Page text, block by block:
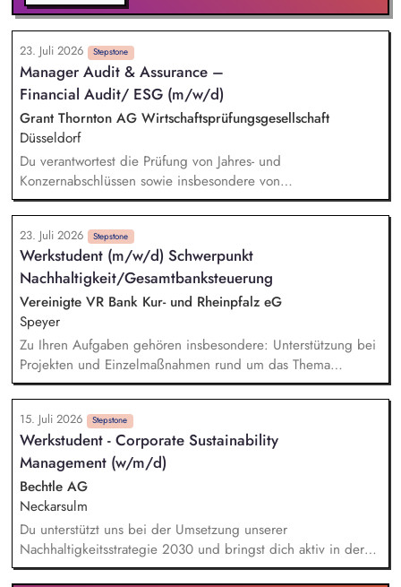
23. Juli 2026 Stepstone
Manager Audit & Assurance –
Financial Audit/ ESG (m/w/d)
Grant Thornton AG Wirtschaftsprüfungsgesellschaft
Düsseldorf
Du verantwortest die Prüfung von Jahres- und
Konzernabschlüssen sowie insbesondere von
Nachhaltigkeitsberichten. Du berätst und betreust unsere
vielfältige, international ausgerichtete Mandantschaft bei der
Implementierung von Prozessen und der Erstellung von
Nachhaltigkeitsberichten. Du verantwortest prüfungsnahe
Beratungsprojekte mit dem Schwerpunkt Nachhaltigkeit. Du
bringst Dein Fachwissen in nationalen und internationalen
(GT-)Gremien ein.
23. Juli 2026 Stepstone
Werkstudent (m/w/d) Schwerpunkt
Nachhaltigkeit/Gesamtbanksteuerung
Vereinigte VR Bank Kur- und Rheinpfalz eG
Speyer
Zu Ihren Aufgaben gehören insbesondere: Unterstützung bei
Projekten und Einzelmaßnahmen rund um das Thema
Nachhaltigkeit, Mitarbeit bei der Umsetzung regulatorischer
Nachhaltigkeitsanforderungen, Unterstützung bei der
Erstellung des Nachhaltigkeitsberichts sowie der Klimabilanz,
Recherche, Aufbereitung und Analyse aktueller
Nachhaltigkeitsthemen, Mitarbeit bei Aufgaben im ESG-
Risikomanagement, insbesondere bei fachlichen
Ausarbeitungen und Analysen, Unterstützung bei der
Erstellung von Präsentationen, Auswertungen und
Entscheidungsunterlagen
15. Juli 2026 Stepstone
Werkstudent - Corporate Sustainability
Management (w/m/d)
Bechtle AG
Neckarsulm
Du unterstützt uns bei der Umsetzung unserer
Nachhaltigkeitsstrategie 2030 und bringst dich aktiv in deren
Weiterentwicklung über alle Handlungsfelder hinweg ein.